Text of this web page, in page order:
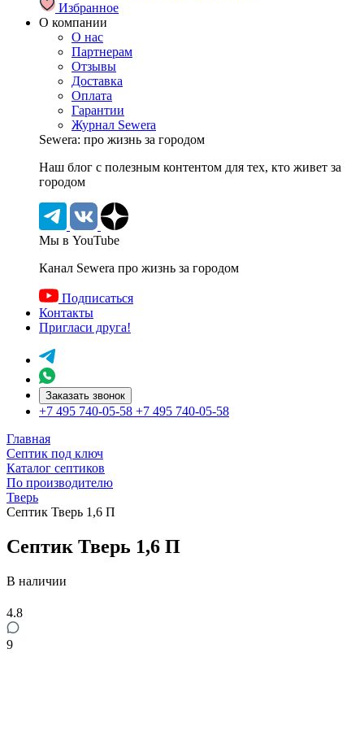
Избранное
О компании
О нас
Партнерам
Отзывы
Доставка
Оплата
Гарантии
Журнал Sewera
Sewera: про жизнь за городом
Наш блог c полезным контентом для тех, кто живет за
городом
Мы в YouTube
Канал Sewera про жизнь за городом
Подписаться
Контакты
Пригласи друга!
Заказать звонок
+7 495 740-05-58 +7 495 740-05-58
Главная
Септик под ключ
Каталог септиков
По производителю
Тверь
Септик Тверь 1,6 П
Септик Тверь 1,6 П
В наличии
4.8
9